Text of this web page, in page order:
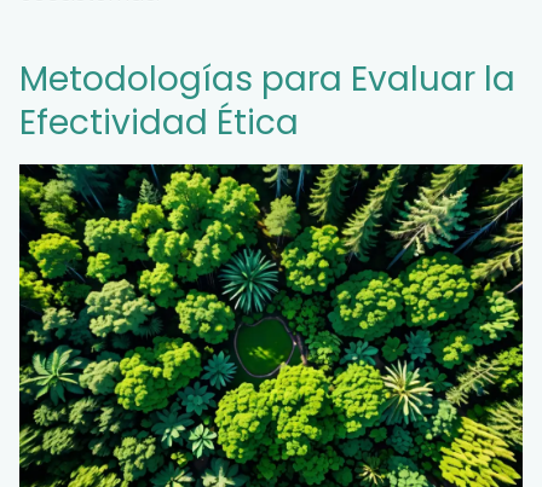
Metodologías para Evaluar la
Efectividad Ética